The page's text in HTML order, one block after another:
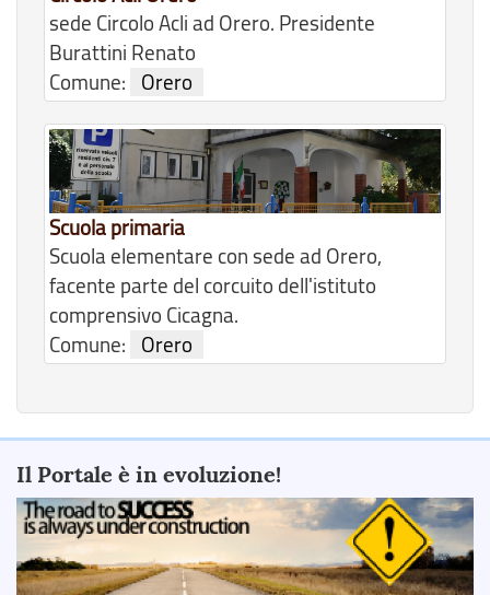
sede Circolo Acli ad Orero. Presidente
Burattini Renato
Comune:
Orero
Scuola primaria
Scuola elementare con sede ad Orero,
facente parte del corcuito dell'istituto
comprensivo Cicagna.
Comune:
Orero
Il Portale è in evoluzione!